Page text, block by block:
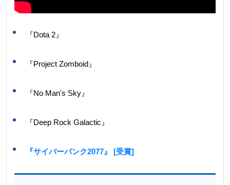
『Dota 2』
『Project Zomboid』
『No Man's Sky』
『Deep Rock Galactic』
『サイバーパンク2077』 [受賞]